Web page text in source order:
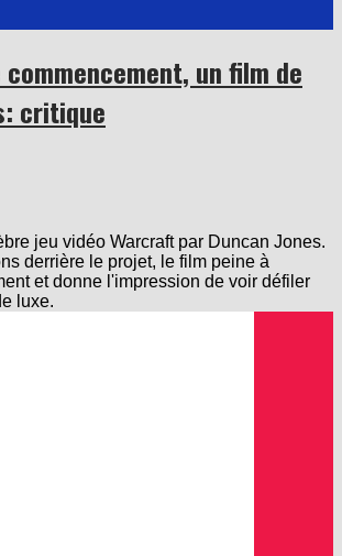
un film de
critique
jeu vidéo Warcraft par Duncan Jones.
derrière le projet, le film peine à
et donne l'impression de voir défiler
luxe.